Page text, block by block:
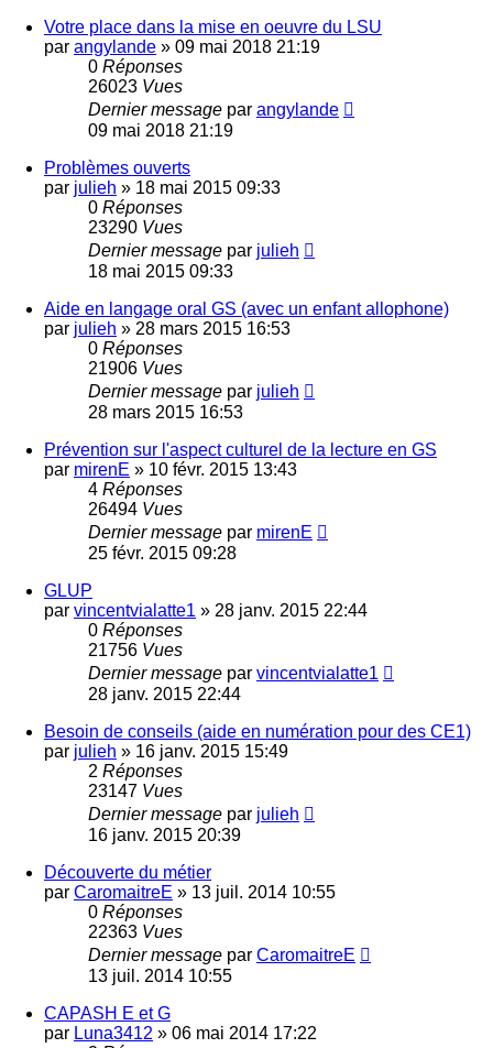
Votre place dans la mise en oeuvre du LSU
par angylande » 09 mai 2018 21:19
0 Réponses
26023 Vues
Dernier message par angylande
09 mai 2018 21:19
Problèmes ouverts
par julieh » 18 mai 2015 09:33
0 Réponses
23290 Vues
Dernier message par julieh
18 mai 2015 09:33
Aide en langage oral GS (avec un enfant allophone)
par julieh » 28 mars 2015 16:53
0 Réponses
21906 Vues
Dernier message par julieh
28 mars 2015 16:53
Prévention sur l'aspect culturel de la lecture en GS
par mirenE » 10 févr. 2015 13:43
4 Réponses
26494 Vues
Dernier message par mirenE
25 févr. 2015 09:28
GLUP
par vincentvialatte1 » 28 janv. 2015 22:44
0 Réponses
21756 Vues
Dernier message par vincentvialatte1
28 janv. 2015 22:44
Besoin de conseils (aide en numération pour des CE1)
par julieh » 16 janv. 2015 15:49
2 Réponses
23147 Vues
Dernier message par julieh
16 janv. 2015 20:39
Découverte du métier
par CaromaitreE » 13 juil. 2014 10:55
0 Réponses
22363 Vues
Dernier message par CaromaitreE
13 juil. 2014 10:55
CAPASH E et G
par Luna3412 » 06 mai 2014 17:22